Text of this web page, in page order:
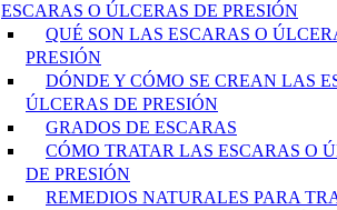
ESCARAS O ÚLCERAS DE PRESIÓN
QUÉ SON LAS ESCARAS O
PRESIÓN
DÓNDE Y CÓMO SE CREAN LAS
ÚLCERAS DE PRESIÓN
GRADOS DE ESCARAS
CÓMO TRATAR LAS ESCARAS O
DE PRESIÓN
REMEDIOS NATURALES PARA